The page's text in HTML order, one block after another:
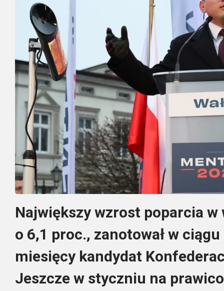
Największy wzrost poparcia
o 6,1 proc., zanotował w
miesięcy kandydat
Jeszcze w styczniu na